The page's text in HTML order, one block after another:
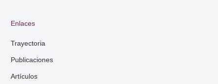
Enlaces
Trayectoria
Publicaciones
Artículos